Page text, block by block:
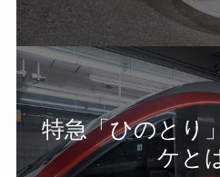
特急「ひのとり
ケと